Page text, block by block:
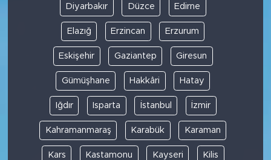
Diyarbakır Düzce Edirne
Elazığ Erzincan Erzurum
Eskişehir Gaziantep Giresun
Gümüşhane Hakkâri Hatay
Iğdır Isparta İstanbul İzmir
Kahramanmaraş Karabük Karaman
Kars Kastamonu Kayseri Kilis